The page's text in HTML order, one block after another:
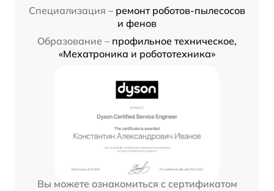
Специализация – ремонт роботов-пылесосов
и фенов
Образование – профильное техническое,
«Мехатроника и робототехника»
Вы можете ознакомиться с сертификатом